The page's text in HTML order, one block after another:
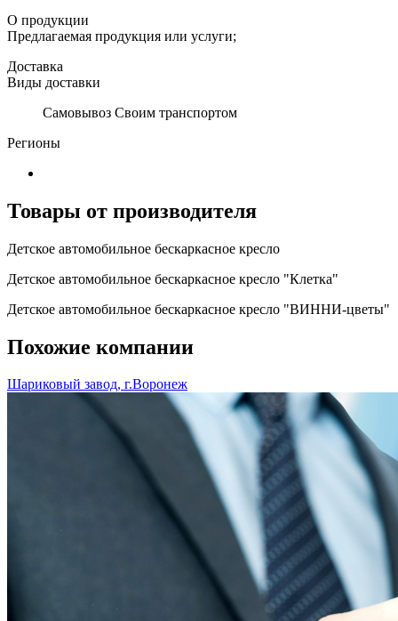
О продукции
Предлагаемая продукция или услуги;
Доставка
Виды доставки
Самовывоз Своим транспортом
Регионы
Товары от производителя
Детское автомобильное бескаркасное кресло
Детское автомобильное бескаркасное кресло "Клетка"
Детское автомобильное бескаркасное кресло "ВИННИ-цветы"
Похожие компании
Шариковый завод, г.Воронеж